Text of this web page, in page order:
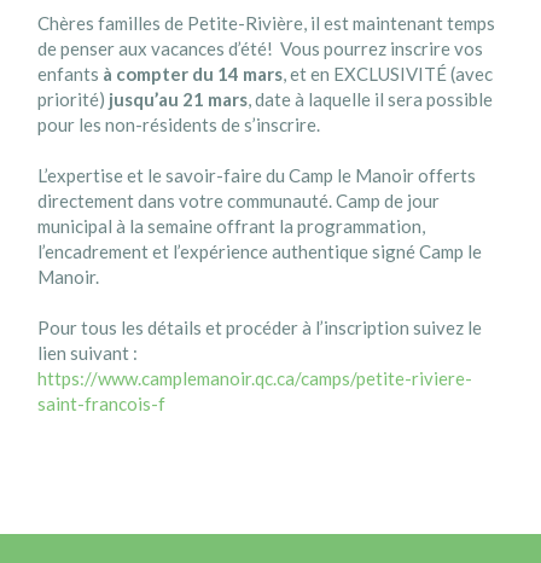
Chères familles de Petite-Rivière, il est maintenant temps
de penser aux vacances d’été! Vous pourrez inscrire vos
enfants à compter du 14 mars, et en EXCLUSIVITÉ (avec
priorité) jusqu’au 21 mars, date à laquelle il sera possible
pour les non-résidents de s’inscrire.
L’expertise et le savoir-faire du Camp le Manoir offerts
directement dans votre communauté. Camp de jour
municipal à la semaine offrant la programmation,
l’encadrement et l’expérience authentique signé Camp le
Manoir.
Pour tous les détails et procéder à l’inscription suivez le
lien suivant :
https://www.camplemanoir.qc.ca/camps/petite-riviere-
saint-francois-f